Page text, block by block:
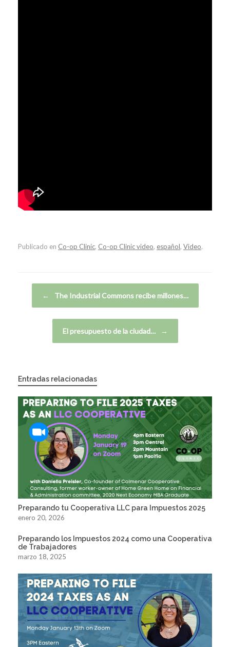
Publicado en Co-op Clinic, Co-op Clinic video, español, Video.
← The Industrial Commons recibe millones…
El presupuesto de la ciudad… →
Entradas relacionadas
Preparando tu Cooperativa LLC para Impuestos 2025
enero 20, 2026
Preparando los Impuestos 2024 como una Cooperativa
de Trabajadores
marzo 18, 2025